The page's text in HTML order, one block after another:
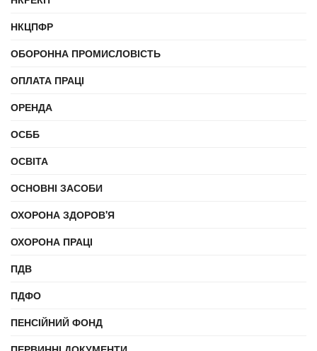
НКЦПФР
ОБОРОННА ПРОМИСЛОВІСТЬ
ОПЛАТА ПРАЦІ
ОРЕНДА
ОСББ
ОСВІТА
ОСНОВНІ ЗАСОБИ
ОХОРОНА ЗДОРОВ'Я
ОХОРОНА ПРАЦІ
ПДВ
ПДФО
ПЕНСІЙНИЙ ФОНД